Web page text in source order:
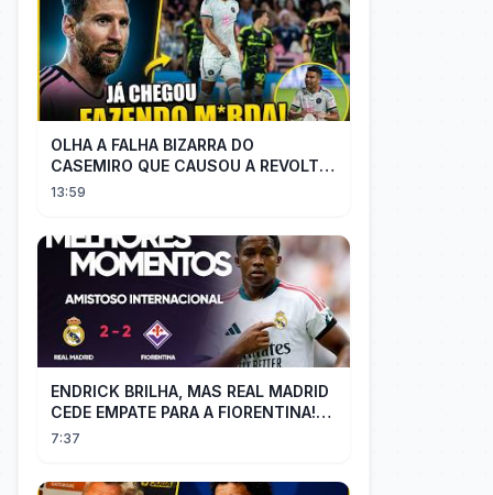
OLHA A FALHA BIZARRA DO
CASEMIRO QUE CAUSOU A REVOLTA
DOS TORCEDORES DO SEU NOVO
13:59
ENDRICK BRILHA, MAS REAL MADRID
CEDE EMPATE PARA A FIORENTINA!
MM - Real Madrid 2 x 2 Fiorentina
7:37